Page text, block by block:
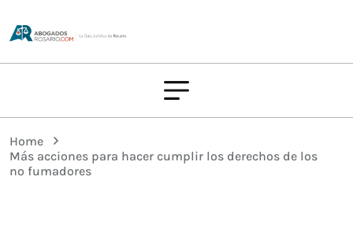
Home
Más acciones para hacer cumplir los derechos de los
no fumadores